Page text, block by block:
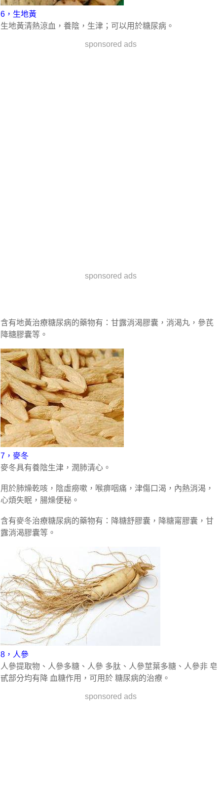
6，生地黃
生地黃清熱涼血，養陰，生津；可以用於糖尿病。
sponsored ads
sponsored ads
含有地黃治療糖尿病的藥物有：甘露消渴膠囊，消渴丸，參芪
降糖膠囊等。
7，麥冬
麥冬具有養陰生津，潤肺清心。
用於肺燥乾咳，陰虛癆嗽，喉痹咽痛，津傷口渴，內熱消渴，
心煩失眠，腸燥便秘。
含有麥冬治療糖尿病的藥物有：降糖舒膠囊，降糖甯膠囊，甘
露消渴膠囊等。
8，人參
人參提取物、人參多糖、人參 多肽、人參莖葉多糖、人參非 皂
甙部分均有降 血糖作用，可用於 糖尿病的治療。
sponsored ads